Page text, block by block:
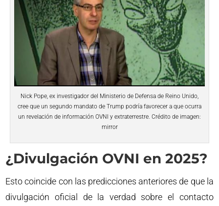
Nick Pope, ex investigador del Ministerio de Defensa de Reino Unido,
cree que un segundo mandato de Trump podría favorecer a que ocurra
un revelación de información OVNI y extraterrestre. Crédito de imagen:
mirror
¿Divulgación OVNI en 2025?
Esto coincide con las predicciones anteriores de que la
divulgación oficial de la verdad sobre el contacto